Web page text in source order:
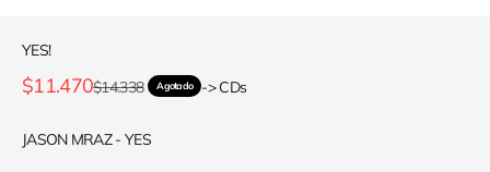
YES!
Precio de oferta
$11.470Precio normal
$14.338 Agotado -> CDs
JASON MRAZ - YES